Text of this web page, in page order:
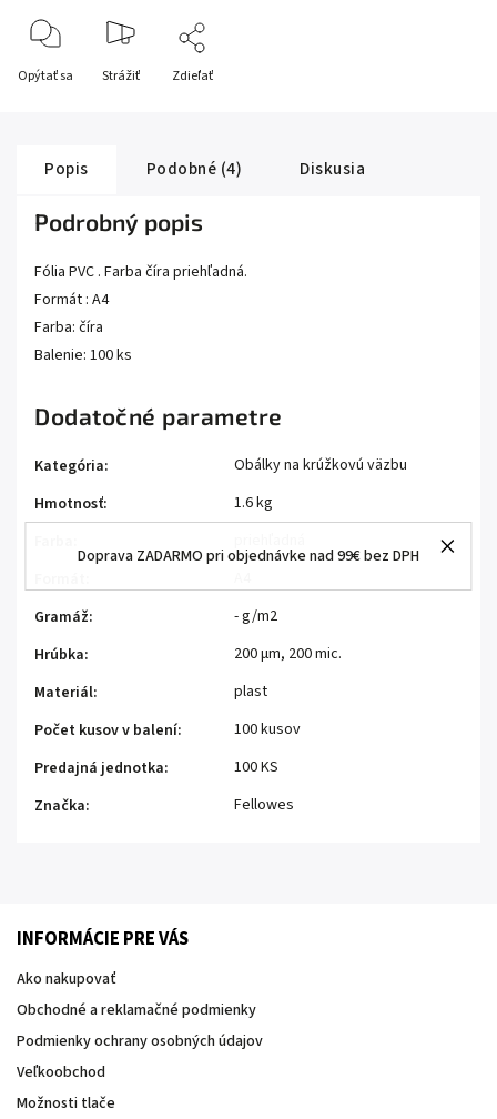
Doprava ZADARMO pri objednávke nad 99€ bez DPH
Opýtať sa Strážiť Zdieľať
Popis Podobné (4) Diskusia
Podrobný popis
Fólia PVC . Farba číra priehľadná.
Formát : A4
Farba: číra
Balenie: 100 ks
Dodatočné parametre
Kategória:
Obálky na krúžkovú väzbu
Hmotnosť:
1.6 kg
Gramáž:
- g/m2
Hrúbka:
200 μm, 200 mic.
Materiál:
plast
Počet kusov v balení:
100 kusov
Predajná jednotka:
100 KS
Značka: Fellowes
INFORMÁCIE PRE VÁS
Ako nakupovať
Obchodné a reklamačné podmienky
Podmienky ochrany osobných údajov
Veľkoobchod
Možnosti tlače